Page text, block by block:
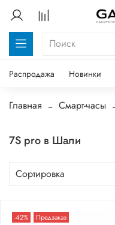
Распродажа Новинки
Главная Смарт-часы
7S pro в Шали
-42% Предзаказ